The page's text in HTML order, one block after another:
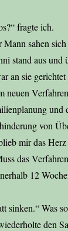
fragte ich.
Mann sahen
stand aus und
an sie gerichtet
neuen
und
von
mir das Herz
das
12
sinken.“ Was
den